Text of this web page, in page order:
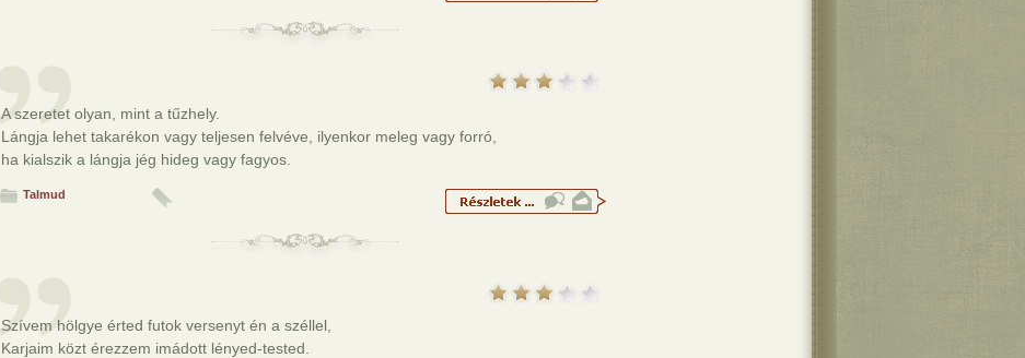
A szeretet olyan, mint a tűzhely.
Lángja lehet takarékon vagy teljesen felvéve, ilyenkor meleg vagy forró,
ha kialszik a lángja jég hideg vagy fagyos.
Talmud
Szívem hölgye érted futok versenyt én a széllel,
Karjaim közt érezzem imádott lényed-tested.